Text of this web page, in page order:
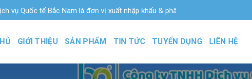
Quốc tế Bắc Nam là đơn vị xuất nhập khẩu & phân phối hàng đầu Việt Nam
GIỚI THIỆU SẢN PHẨM TIN TỨC TUYỂN DỤNG LIÊN HỆ